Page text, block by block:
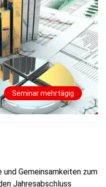
Seminar mehrtägig
Gemeinsamkeiten zum
Jahresabschluss